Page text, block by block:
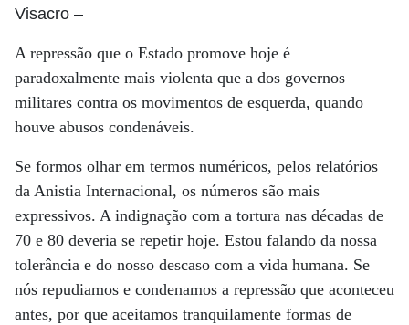
Visacro –
A repressão que o Estado promove hoje é
paradoxalmente mais violenta que a dos governos
militares contra os movimentos de esquerda, quando
houve abusos condenáveis.
Se formos olhar em termos numéricos, pelos relatórios
da Anistia Internacional, os números são mais
expressivos. A indignação com a tortura nas décadas de
70 e 80 deveria se repetir hoje. Estou falando da nossa
tolerância e do nosso descaso com a vida humana. Se
nós repudiamos e condenamos a repressão que aconteceu
antes, por que aceitamos tranquilamente formas de